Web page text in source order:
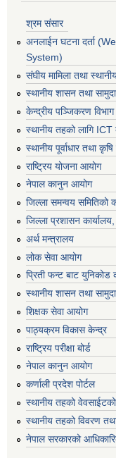
श्रम संसार
अनलाईन घटना दर्ता
System)
संघीय मामिला तथा
स्थानीय शासन तथा
केन्द्रीय पञ्जिकरण विभाग
स्थानीय तहको लागि ICT
स्थानीय पूर्वाधार तथा
राष्ट्रिय योजना आयोग
नेपाल कानुन आयोग
जिल्ला समन्वय समितिको
जिल्ला प्रशासन
अर्थ मन्त्रालय
लोक सेवा आयोग
प्रिती फन्ट बाट युनिकोड
स्थानीय शासन तथा
शिक्षक सेवा आयोग
पाठ्यक्रम विकास केन्द्र
राष्ट्रिय परीक्षा बोर्ड
नेपाल कानुन आयोग
कर्णाली प्रदेश पोर्टल
स्थानीय तहको
स्थानीय तहको विवरण
नेपाल सरकारको